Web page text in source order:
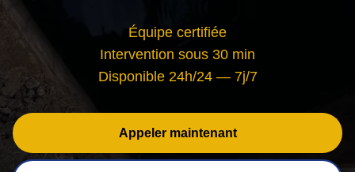
Équipe certifiée
Intervention sous 30 min
Disponible 24h/24 — 7j/7
Appeler maintenant